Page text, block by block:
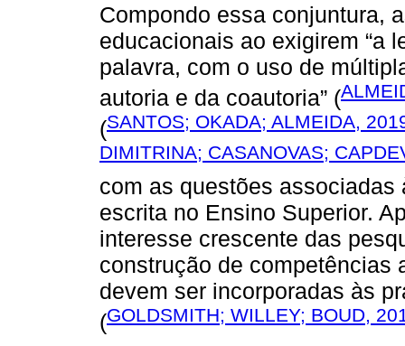
Compondo essa conjuntura,
educacionais ao exigirem “a
palavra, com o uso de
autoria e da coautoria” (
(SANTOS; OKADA; ALMEIDA,
DIMITRINA; CASANOVAS;
com as questões
escrita no Ensino Superior.
interesse crescente das
construção de competências
devem ser incorporadas às
(GOLDSMITH; WILLEY; BOUD,